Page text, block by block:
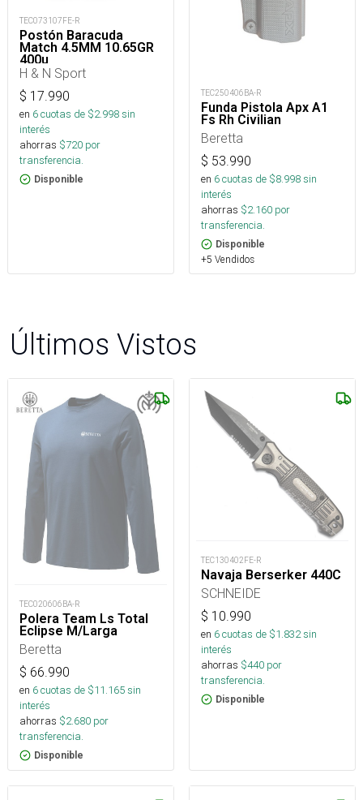
TEC073107FE-R
Postón Baracuda
Match 4.5MM 10.65GR
400u
H & N Sport
$ 17.990
en 6cuotas de $2.998sin
interés
ahorras $720 por
transferencia.
Disponible
TEC250406BA-R
Funda Pistola Apx A1
Fs Rh Civilian
Beretta
$ 53.990
en 6cuotas de $8.998sin
interés
ahorras $2.160 por
transferencia.
Disponible
+5 Vendidos
Últimos Vistos
TEC020606BA-R
Polera Team Ls Total
Eclipse M/Larga
Beretta
$ 66.990
en 6cuotas de $11.165sin
interés
ahorras $2.680 por
transferencia.
Disponible
TEC130402FE-R
Navaja Berserker 440C
SCHNEIDE
$ 10.990
en 6cuotas de $1.832sin
interés
ahorras $440 por
transferencia.
Disponible